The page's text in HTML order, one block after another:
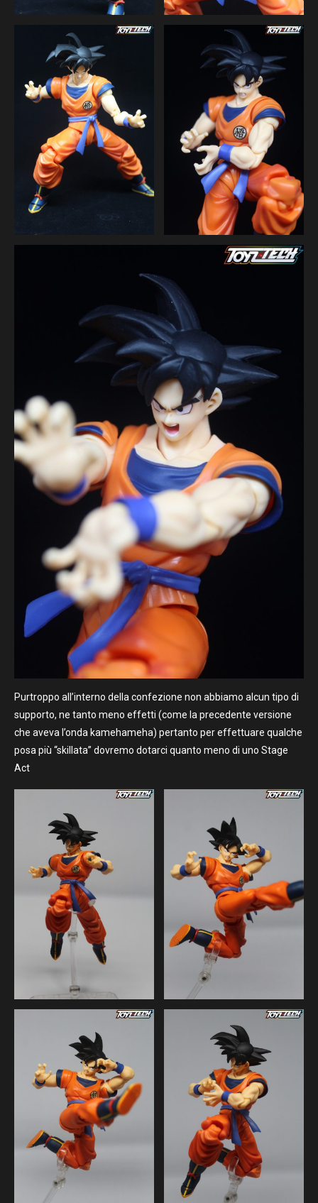
Purtroppo all’interno della confezione non abbiamo alcun tipo di
supporto, ne tanto meno effetti (come la precedente versione
che aveva l’onda kamehameha) pertanto per effettuare qualche
posa più “skillata” dovremo dotarci quanto meno di uno Stage
Act